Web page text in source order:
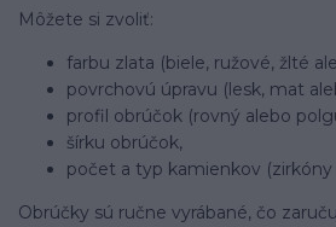
Môžete si zvoliť:
farbu zlata (biele, ružové, žlté
povrchovú úpravu (lesk, mat
profil obrúčok (rovný alebo
šírku obrúčok,
počet a typ kamienkov (zirkóny
Obrúčky sú ručne vyrábané, čo